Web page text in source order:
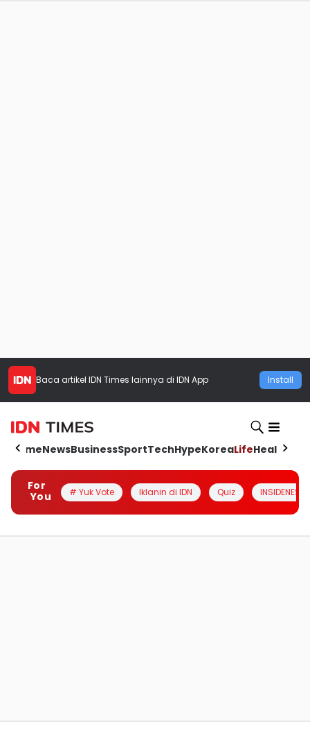
Baca artikel IDN Times lainnya di IDN App Install
HomeNewsBusinessSportTechHypeKoreaLifeHealth
For
You
# Yuk Vote Iklanin di IDN Quiz INSIDENESIA